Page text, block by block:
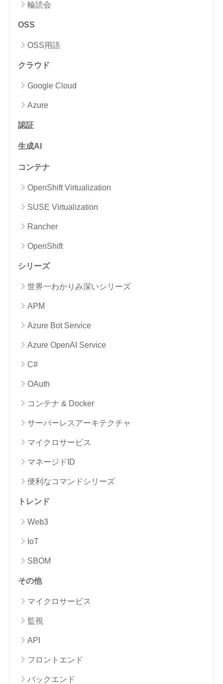
輪読会
OSS
OSS用語
クラウド
Google Cloud
Azure
認証
生成AI
コンテナ
OpenShift Virtualization
SUSE Virtualization
Rancher
OpenShift
シリーズ
世界一わかりみ深いシリーズ
APM
Azure Bot Service
Azure OpenAI Service
C#
OAuth
コンテナ & Docker
サーバーレスアーキテクチャ
マイクロサービス
マネージドID
便利なコマンドシリーズ
トレンド
Web3
IoT
SBOM
その他
マイクロサービス
監視
API
フロントエンド
バックエンド